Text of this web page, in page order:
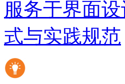
服务于界面
式与实践规范